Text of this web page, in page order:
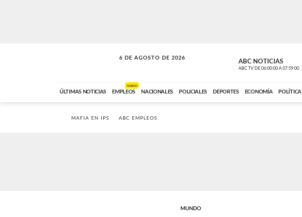
6 DE AGOSTO DE 2026
LA INCONDICIONAL ABC NOTICIAS
ABC TV DE 06:00:00 A 07:59:00
ÚLTIMAS NOTICIAS EMPLEOS
NUEVO
NACIONALES POLICIALES DEPORTES ECONOMÍA POLÍTICA
MAFIA EN IPS ABC EMPLEOS
MUNDO